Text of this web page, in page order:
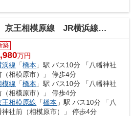
模原線 JR横浜線 JR相模線 橋本駅 原宿南
築
万円
浜線 「橋本 」駅 バス10分 「八幡神社
（相模原市）」 停歩4分
模線 「橋本 」駅 バス10分 「八幡神社
（相模原市）」 停歩4分
王相模原線 「橋本 」駅 バス10分 「八
神社前（相模原市）」 停歩4分